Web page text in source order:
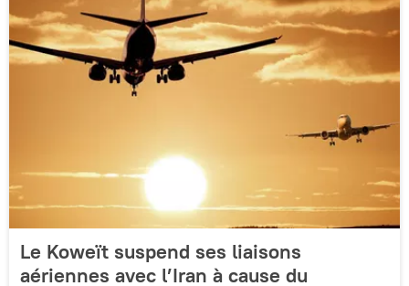
Le Koweït suspend ses liaisons
aériennes avec l’Iran à cause du